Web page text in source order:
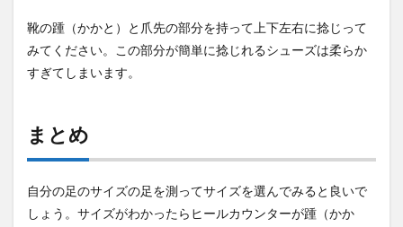
靴の踵（かかと）と爪先の部分を持って上下左右に捻じって
みてください。この部分が簡単に捻じれるシューズは柔らか
すぎてしまいます。
まとめ
自分の足のサイズの足を測ってサイズを選んでみると良いで
しょう。サイズがわかったらヒールカウンターが踵（かか